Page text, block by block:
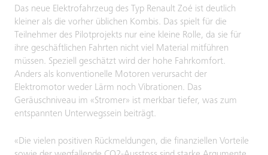
Das neue Elektrofahrzeug des Typ Renault Zoé ist deutlich
kleiner als die vorher üblichen Kombis. Das spielt für die
Teilnehmer des Pilotprojekts nur eine kleine Rolle, da sie für
ihre geschäftlichen Fahrten nicht viel Material mitführen
müssen. Speziell geschätzt wird der hohe Fahrkomfort.
Anders als konventionelle Motoren verursacht der
Elektromotor weder Lärm noch Vibrationen. Das
Geräuschniveau im «Stromer» ist merkbar tiefer, was zum
entspannten Unterwegssein beiträgt.
«Die vielen positiven Rückmeldungen, die finanziellen Vorteile